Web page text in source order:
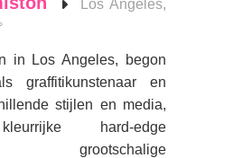
Los Angeles,
in Los Angeles, begon
graffitikunstenaar en
stijlen en media,
hard-edge
grootschalige